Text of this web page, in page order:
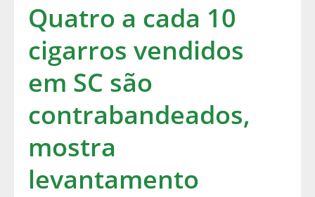
Quatro a cada 10
cigarros vendidos
em SC são
contrabandeados,
mostra
levantamento